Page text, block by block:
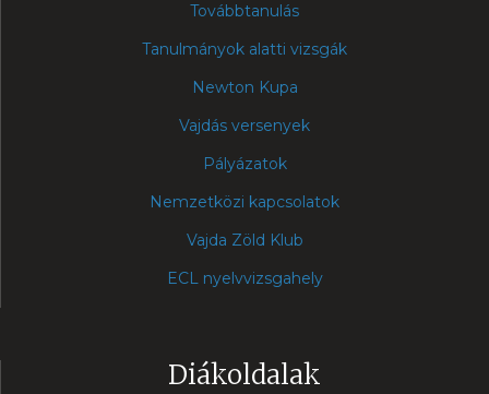
Továbbtanulás
Tanulmányok alatti vizsgák
Newton Kupa
Vajdás versenyek
Pályázatok
Nemzetközi kapcsolatok
Vajda Zöld Klub
ECL nyelvvizsgahely
Diákoldalak